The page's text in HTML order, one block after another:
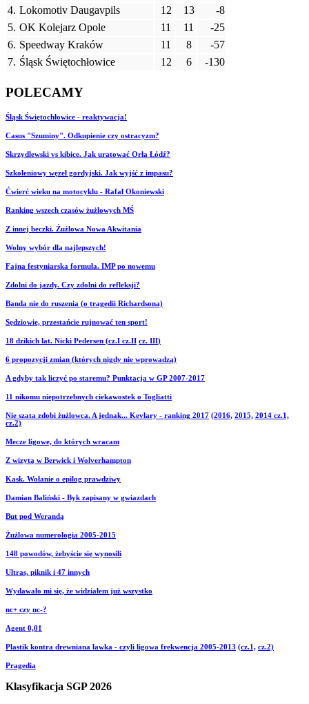
4. Lokomotiv Daugavpils 12 13
-8
5. OK Kolejarz Opole 11 11
-25
6. Speedway Kraków 11 8
-57
7. Śląsk Świętochłowice 12 6 -130
POLECAMY
Śląsk Świętochłowice - reaktywacja!
Casus "Szuminy". Odkupienie czy ostracyzm?
Skrzydlewski vs kibice. Jak uratować Orła Łódź?
Szkoleniowy węzeł gordyjski. Jak wyjść z impasu?
Ćwierć wieku na motocyklu - Rafał Okoniewski
Ranking wszech czasów żużlowych MŚ
Z innej beczki. Żużlowa Nowa Akwitania
Wolny wybór dla najlepszych!
Fajna festyniarska formuła. IMP po nowemu
Zdolni do jazdy. Czy zdolni do refleksji?
Banda nie do ruszenia (o tragedii Richardsona)
Sędziowie, przestańcie rujnować ten sport!
18 dzikich lat. Nicki Pedersen (cz.I cz.II cz. III)
6 propozycji zmian (których nigdy nie wprowadzą)
A gdyby tak liczyć po staremu? Punktacja w GP 2007-2017
11 nikomu niepotrzebnych ciekawostek o Togliatti
Nie szata zdobi żużlowca. A jednak... Kevlary - ranking 2017 (2016, 2015, 2014 cz.1,
cz.2)
Mecze ligowe, do których wracam
Z wizytą w Berwick i Wolverhampton
Kask. Wołanie o epilog prawdziwy
Damian Baliński - Byk zapisany w gwiazdach
But pod Werandą
Żużlowa numerologia 2005-2015
148 powodów, żebyście się wynosili
Ultras, piknik i 47 innych
Wydawało mi się, że widziałem już wszystko
nc+ czy nc-?
Agent 0,01
Plastik kontra drewniana ławka - czyli ligowa frekwencja 2005-2013 (cz.1, cz.2)
Pragedia
Klasyfikacja SGP 2026